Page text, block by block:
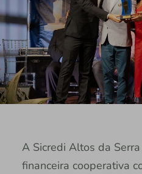
A Sicredi Altos da
financeira cooperativa